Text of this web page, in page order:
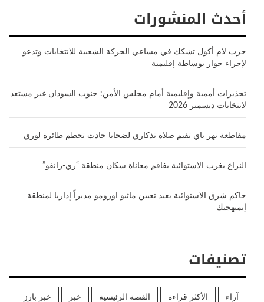
أحدث المنشورات
حزب لام أكول تشكك في مساعي الحركة الشعبية للانتخابات وتدعو
لإجراء حوار بوساطة إقليمية
تحذيرات أممية وإقليمية أمام مجلس الأمن: جنوب السودان غير مستعد
لانتخابات ديسمبر 2026
مقاطعة نهر ياي تقيم صلاة تذكاري لضحايا حادث تحطم طائرة لوري
النزاع بغرب الاستوائية يفاقم معاناة سكان منطقة “ري-رانقو”
حاكم شرق الاستوائية يعيد تعيين ماثيو اورومو مديراً إداريا لمنطقة
إيميهجيك
تصنيفات
آراء الأكثر قراءة القصة الرئيسية خبر خبر بارز